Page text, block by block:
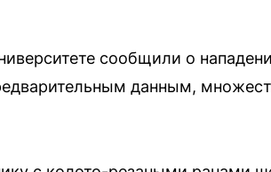
сообщили о
данным,